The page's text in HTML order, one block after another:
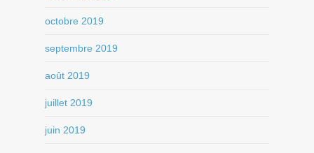
octobre 2019
septembre 2019
août 2019
juillet 2019
juin 2019